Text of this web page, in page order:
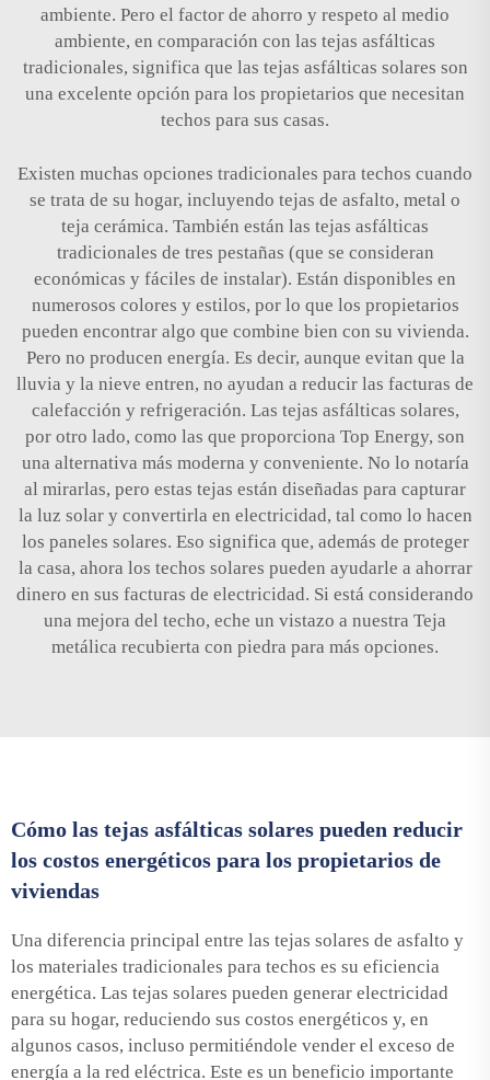
ambiente. Pero el factor de ahorro y respeto al medio
ambiente, en comparación con las tejas asfálticas
tradicionales, significa que las tejas asfálticas solares son
una excelente opción para los propietarios que necesitan
techos para sus casas.
Existen muchas opciones tradicionales para techos cuando
se trata de su hogar, incluyendo tejas de asfalto, metal o
teja cerámica. También están las tejas asfálticas
tradicionales de tres pestañas (que se consideran
económicas y fáciles de instalar). Están disponibles en
numerosos colores y estilos, por lo que los propietarios
pueden encontrar algo que combine bien con su vivienda.
Pero no producen energía. Es decir, aunque evitan que la
lluvia y la nieve entren, no ayudan a reducir las facturas de
calefacción y refrigeración. Las tejas asfálticas solares,
por otro lado, como las que proporciona Top Energy, son
una alternativa más moderna y conveniente. No lo notaría
al mirarlas, pero estas tejas están diseñadas para capturar
la luz solar y convertirla en electricidad, tal como lo hacen
los paneles solares. Eso significa que, además de proteger
la casa, ahora los techos solares pueden ayudarle a ahorrar
dinero en sus facturas de electricidad. Si está considerando
una mejora del techo, eche un vistazo a nuestra Teja
metálica recubierta con piedra para más opciones.
Cómo las tejas asfálticas solares pueden reducir
los costos energéticos para los propietarios de
viviendas
Una diferencia principal entre las tejas solares de asfalto y
los materiales tradicionales para techos es su eficiencia
energética. Las tejas solares pueden generar electricidad
para su hogar, reduciendo sus costos energéticos y, en
algunos casos, incluso permitiéndole vender el exceso de
energía a la red eléctrica. Este es un beneficio importante